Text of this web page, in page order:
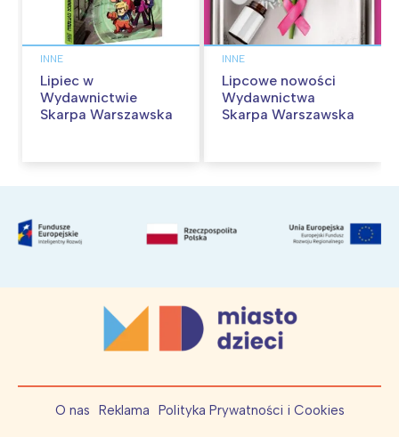
INNE
Lipiec w
Wydawnictwie
Skarpa Warszawska
INNE
Lipcowe nowości
Wydawnictwa
Skarpa Warszawska
O nas Reklama Polityka Prywatności i Cookies